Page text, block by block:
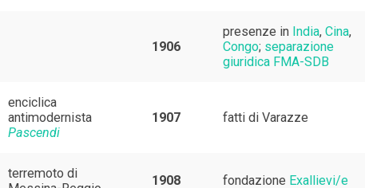
1906
presenze in India,Cina,
Congo; separazione
giuridica FMA-SDB
enciclica
antimodernista
Pascendi
1907 fatti di Varazze
terremoto di
1908 fondazione Exallievi/e